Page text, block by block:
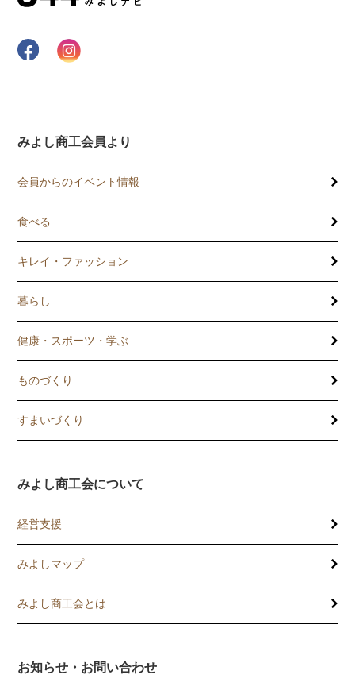
みよし商工会員より
会員からのイベント情報
食べる
キレイ・ファッション
暮らし
健康・スポーツ・学ぶ
ものづくり
すまいづくり
みよし商工会について
経営支援
講習会
記帳相談指導
みよしマップ
みよし商工会とは
お知らせ・お問い合わせ